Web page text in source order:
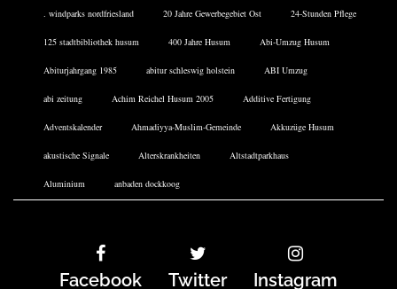
. windparks nordfriesland 20 Jahre Gewerbegebiet Ost 24-Stunden Pflege
125 stadtbibliothek husum 400 Jahre Husum Abi-Umzug Husum
Abiturjahrgang 1985 abitur schleswig holstein ABI Umzug
abi zeitung Achim Reichel Husum 2005 Additive Fertigung
Adventskalender Ahmadiyya-Muslim-Gemeinde Akkuzüge Husum
akustische Signale Alterskrankheiten Altstadtparkhaus
Aluminium anbaden dockkoog
Facebook Twitter Instagram